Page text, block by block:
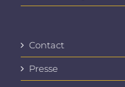
Contact
Presse